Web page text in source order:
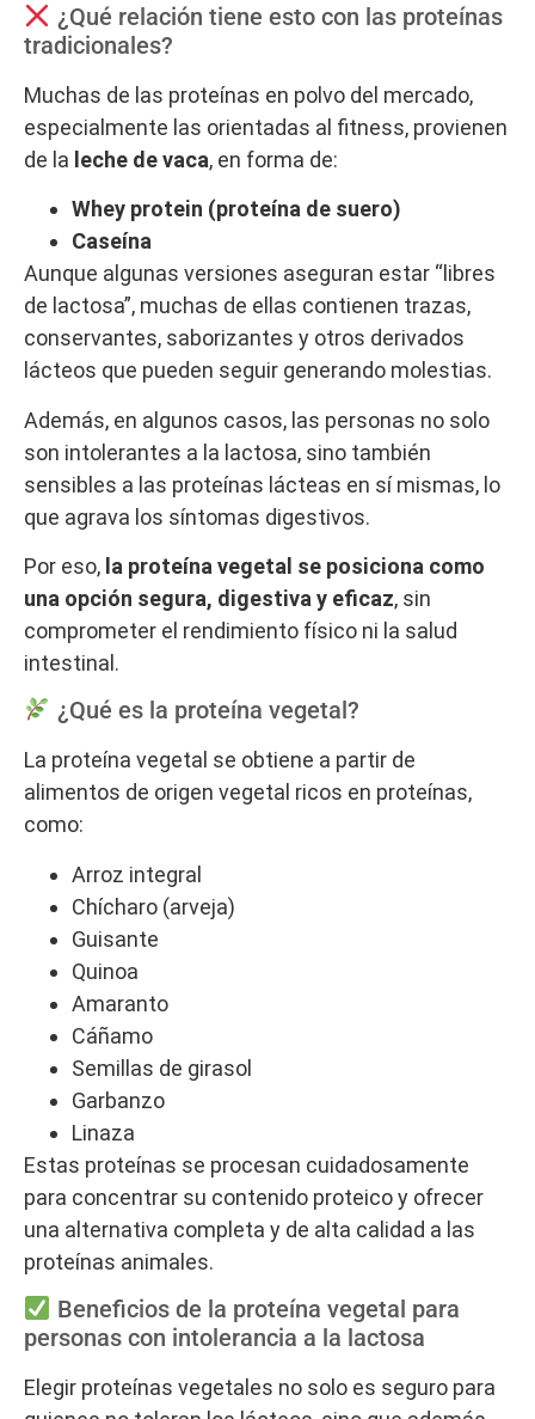
¿Qué relación tiene esto con las proteínas
tradicionales?
Muchas de las proteínas en polvo del mercado,
especialmente las orientadas al fitness, provienen
de la leche de vaca, en forma de:
Whey protein (proteína de suero)
Caseína
Aunque algunas versiones aseguran estar “libres
de lactosa”, muchas de ellas contienen trazas,
conservantes, saborizantes y otros derivados
lácteos que pueden seguir generando molestias.
Además, en algunos casos, las personas no solo
son intolerantes a la lactosa, sino también
sensibles a las proteínas lácteas en sí mismas, lo
que agrava los síntomas digestivos.
Por eso, la proteína vegetal se posiciona como
una opción segura, digestiva y eficaz, sin
comprometer el rendimiento físico ni la salud
intestinal.
¿Qué es la proteína vegetal?
La proteína vegetal se obtiene a partir de
alimentos de origen vegetal ricos en proteínas,
como:
Arroz integral
Chícharo (arveja)
Guisante
Quinoa
Amaranto
Cáñamo
Semillas de girasol
Garbanzo
Linaza
Estas proteínas se procesan cuidadosamente
para concentrar su contenido proteico y ofrecer
una alternativa completa y de alta calidad a las
proteínas animales.
Beneficios de la proteína vegetal para
personas con intolerancia a la lactosa
Elegir proteínas vegetales no solo es seguro para